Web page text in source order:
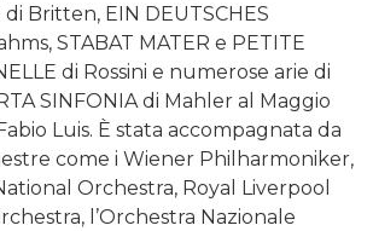
Britten, EIN DEUTSCHES
STABAT MATER e PETITE
di Rossini e numerose arie di
SINFONIA di Mahler al Maggio
Luis. È stata accompagnata da
come i Wiener Philharmoniker,
Orchestra, Royal Liverpool
l’Orchestra Nazionale